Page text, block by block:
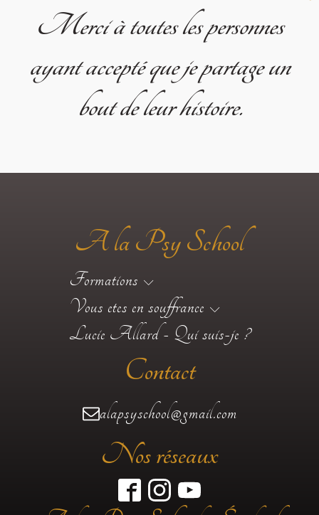
Merci à toutes les personnes
ayant accepté que je partage un
bout de leur histoire.
A la Psy School
Formations
Vous etes en souffrance
Lucie Allard - Qui suis-je ?
Contact
alapsyschool@gmail.com
Nos réseaux